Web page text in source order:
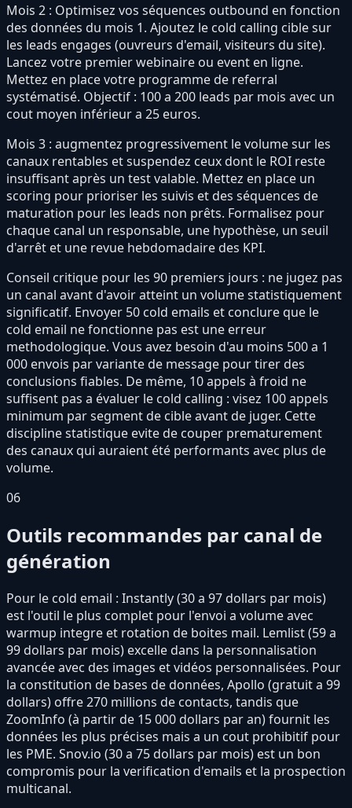
Mois 2 : Optimisez vos séquences outbound en fonction
des données du mois 1. Ajoutez le cold calling cible sur
les leads engages (ouvreurs d'email, visiteurs du site).
Lancez votre premier webinaire ou event en ligne.
Mettez en place votre programme de referral
systématisé. Objectif : 100 a 200 leads par mois avec un
cout moyen inférieur a 25 euros.
Mois 3 : augmentez progressivement le volume sur les
canaux rentables et suspendez ceux dont le ROI reste
insuffisant après un test valable. Mettez en place un
scoring pour prioriser les suivis et des séquences de
maturation pour les leads non prêts. Formalisez pour
chaque canal un responsable, une hypothèse, un seuil
d'arrêt et une revue hebdomadaire des KPI.
Conseil critique pour les 90 premiers jours : ne jugez pas
un canal avant d'avoir atteint un volume statistiquement
significatif. Envoyer 50 cold emails et conclure que le
cold email ne fonctionne pas est une erreur
methodologique. Vous avez besoin d'au moins 500 a 1
000 envois par variante de message pour tirer des
conclusions fiables. De même, 10 appels à froid ne
suffisent pas a évaluer le cold calling : visez 100 appels
minimum par segment de cible avant de juger. Cette
discipline statistique evite de couper prematurement
des canaux qui auraient été performants avec plus de
volume.
06
Outils recommandes par canal de
génération
Pour le cold email : Instantly (30 a 97 dollars par mois)
est l'outil le plus complet pour l'envoi a volume avec
warmup integre et rotation de boites mail. Lemlist (59 a
99 dollars par mois) excelle dans la personnalisation
avancée avec des images et vidéos personnalisées. Pour
la constitution de bases de données, Apollo (gratuit a 99
dollars) offre 270 millions de contacts, tandis que
ZoomInfo (à partir de 15 000 dollars par an) fournit les
données les plus précises mais a un cout prohibitif pour
les PME. Snov.io (30 a 75 dollars par mois) est un bon
compromis pour la verification d'emails et la prospection
multicanal.